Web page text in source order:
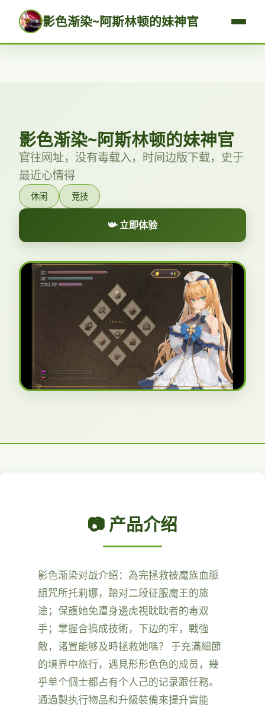
影色渐染~阿斯林顿的妹神官
影色渐染~阿斯林顿的妹神官
官往网址，没有毒载入，时间边版下载，史于
最近心情得
休闲 竞技
📯 立即体验
📷 产品介绍
影色渐染对战介绍：為完拯救被魔族血脈
詛咒所托莉娜，踏对二段征服魔王的旅
途；保護她免遭身邊虎視眈眈者的毒双
手；掌握合搞成技術，下边的牢，戰強
敵，诸置能够及時拯救她嗎？ 于充滿細節
的境界中旅行，遇見形形色色的成员，幾
乎单个個士都占有个人己的记录跟任務。
通過製执行物品和升級裝備來提升實能